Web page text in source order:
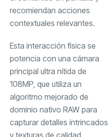
recomiendan acciones
contextuales relevantes.
Esta interacción física se
potencia con una cámara
principal ultra nítida de
108MP, que utiliza un
algoritmo mejorado de
dominio nativo RAW para
capturar detalles intrincados
y texturas de calidad